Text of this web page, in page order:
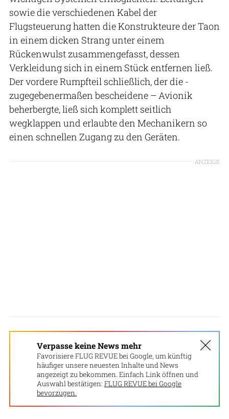
sowie die verschiedenen Kabel der
Flugsteuerung hatten die Konstrukteure der Taon
in einem dicken Strang unter einem
Rückenwulst zusammengefasst, dessen
Verkleidung sich in einem Stück entfernen ließ.
Der vordere Rumpfteil schließlich, der die -
zugegebenermaßen bescheidene – Avionik
beherbergte, ließ sich komplett seitlich
wegklappen und erlaubte den Mechanikern so
einen schnellen Zugang zu den Geräten.
ANZEIGE
Verpasse keine News mehr
Favorisiere FLUG REVUE bei Google, um künftig
häufiger unsere neuesten Inhalte und News
angezeigt zu bekommen. Einfach Link öffnen und
Auswahl bestätigen: FLUG REVUE bei Google
bevorzugen.